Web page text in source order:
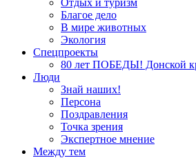
Отдых и туризм
Благое дело
В мире животных
Экология
Спецпроекты
80 лет ПОБЕДЫ! Донской
Люди
Знай наших!
Персона
Поздравления
Точка зрения
Экспертное мнение
Между тем